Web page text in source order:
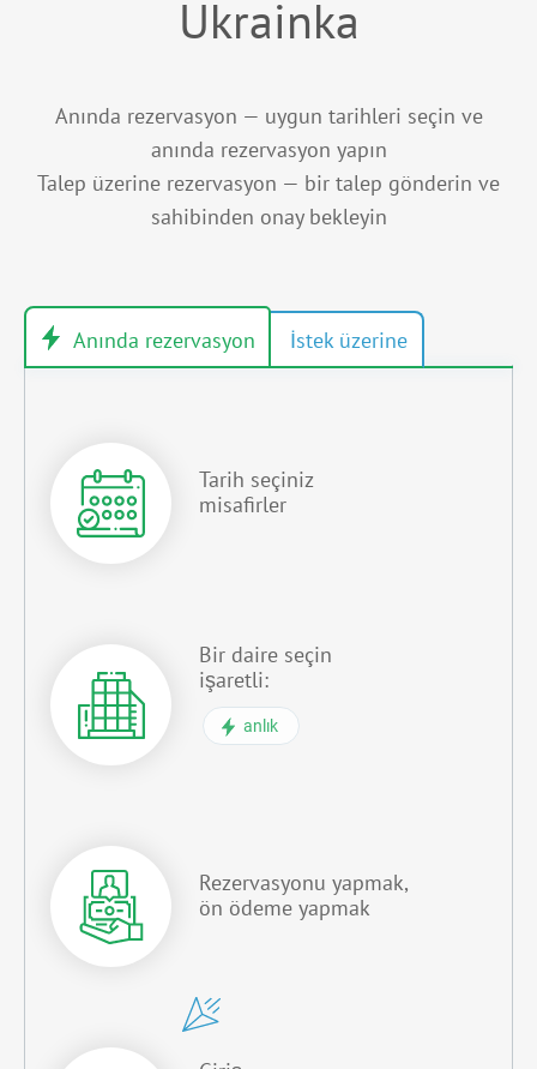
Ukrainka
Anında rezervasyon — uygun tarihleri seçin ve
anında rezervasyon yapın
Talep üzerine rezervasyon — bir talep gönderin ve
sahibinden onay bekleyin
Tarih seçiniz
misafirler
Bir daire seçin
işaretli:
anlık
Rezervasyonu yapmak,
ön ödeme yapmak